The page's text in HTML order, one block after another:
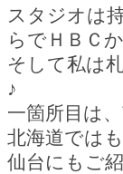
スタジオは
らでＨＢＣ
そして私は
♪
一箇所目は
北海道では
仙台にもご